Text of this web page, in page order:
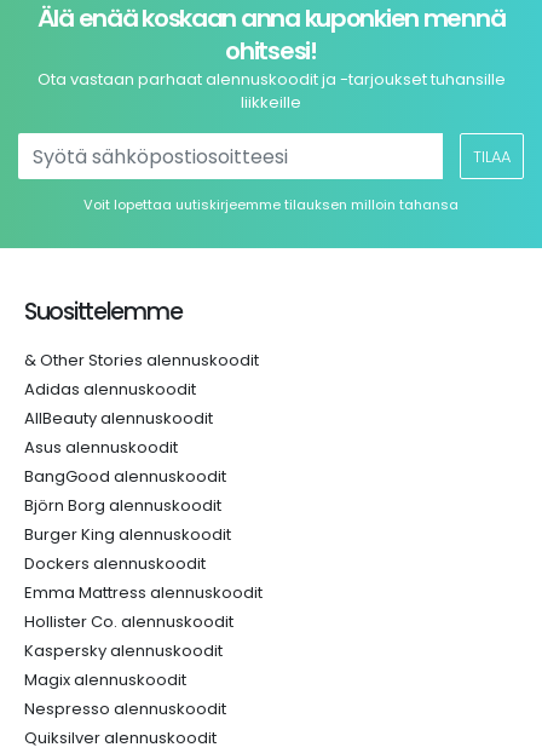
Älä enää koskaan anna kuponkien mennä
ohitsesi!
Ota vastaan parhaat alennuskoodit ja -tarjoukset tuhansille
liikkeille
TILAA
Voit lopettaa uutiskirjeemme tilauksen milloin tahansa
Suosittelemme
& Other Stories alennuskoodit
Adidas alennuskoodit
AllBeauty alennuskoodit
Asus alennuskoodit
BangGood alennuskoodit
Björn Borg alennuskoodit
Burger King alennuskoodit
Dockers alennuskoodit
Emma Mattress alennuskoodit
Hollister Co. alennuskoodit
Kaspersky alennuskoodit
Magix alennuskoodit
Nespresso alennuskoodit
Quiksilver alennuskoodit